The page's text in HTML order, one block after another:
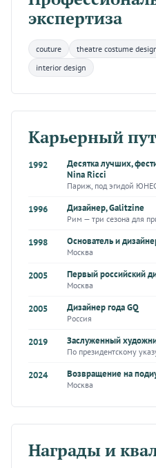
экспертиза
couture theatre costume
interior design
Карьерный
1992
Десятка лучших,
Nina Ricci
Париж, под эгидой
1996 Дизайнер, Galitzine
Рим — три сезона для
1998 Основатель и
Москва
2005 Первый российский
Москва
2005 Дизайнер года GQ
Россия
2019 Заслуженный
По президентскому
2024 Возвращение на
Москва
Награды и